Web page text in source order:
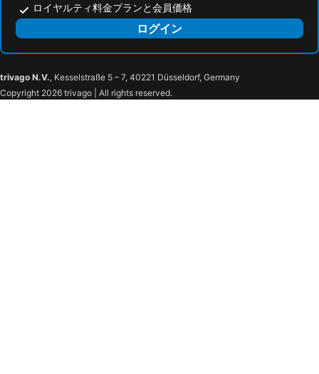
ロイヤルティ料金プランと会員価格
ログイン
trivago N.V., Kesselstraße 5 – 7, 40221 Düsseldorf, Germany
Copyright 2026 trivago | All rights reserved.